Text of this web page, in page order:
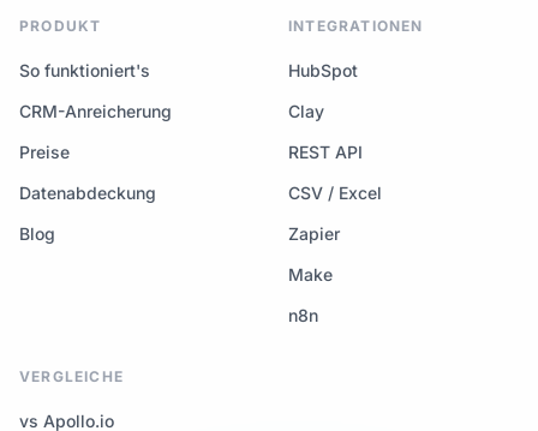
PRODUKT
So funktioniert's
CRM-Anreicherung
Preise
Datenabdeckung
Blog
INTEGRATIONEN
HubSpot
Clay
REST API
CSV / Excel
Zapier
Make
n8n
VERGLEICHE
vs Apollo.io